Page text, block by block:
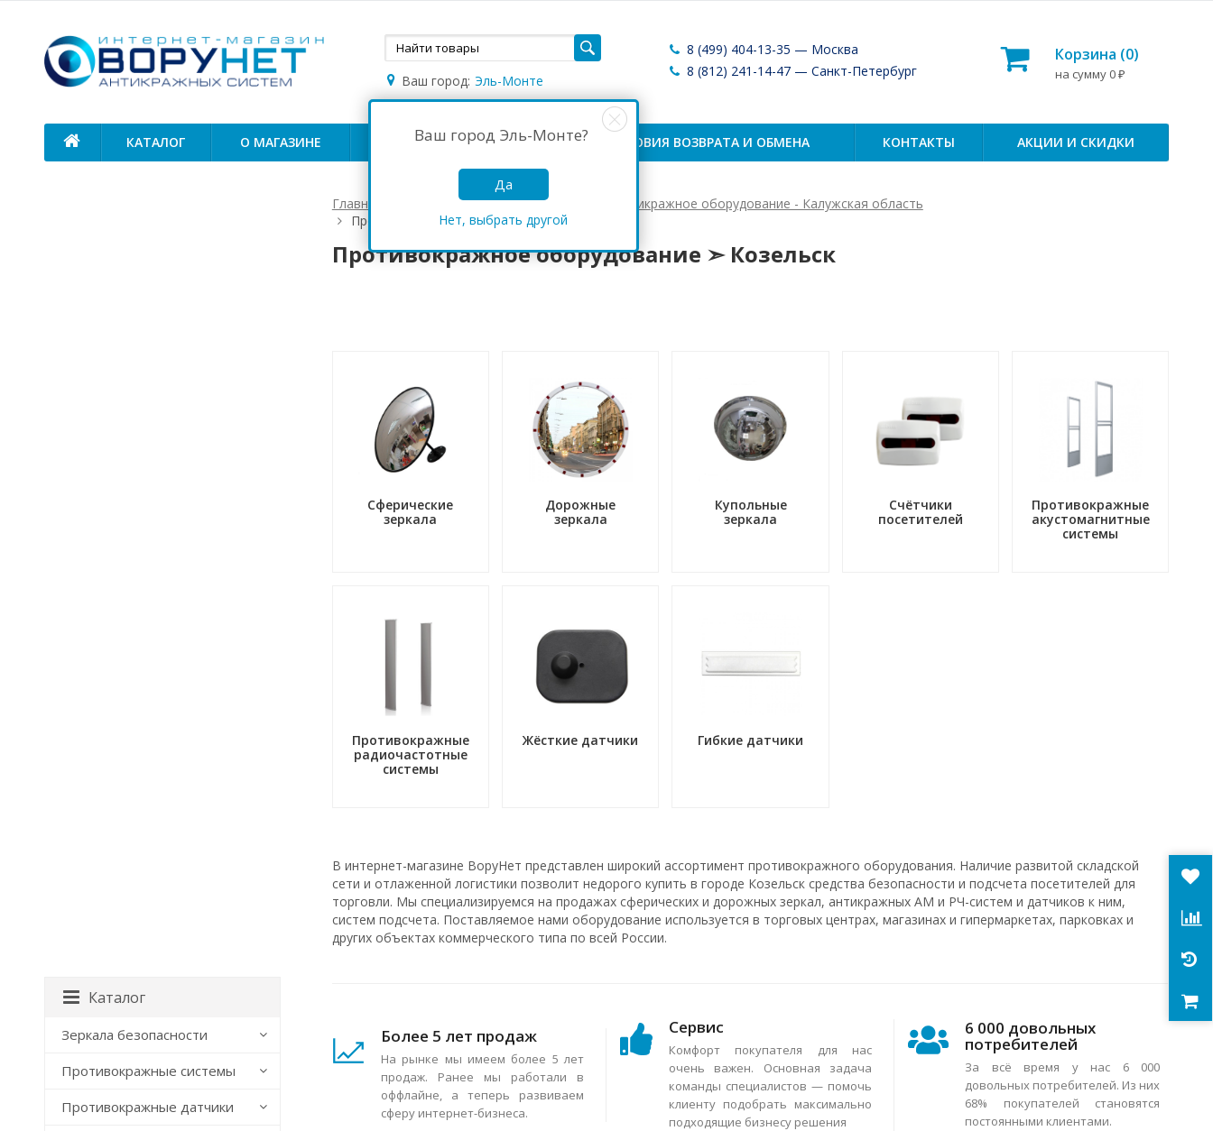
Ваш город: Эль-Монте
Ваш город Эль-Монте?
Да
Нет, выбрать другой
8 (499) 404-13-35 — Москва
8 (812) 241-14-47 — Санкт-Петербург
Корзина (0)
на сумму 0 ₽
КАТАЛОГ О МАГАЗИНЕ ОПЛАТА И ДОСТАВКА УСЛОВИЯ ВОЗВРАТА И ОБМЕНА КОНТАКТЫ АКЦИИ И СКИДКИ
Главная Антикражные системы России
Антикражное оборудование - Калужская область
Противокражное оборудование ➣ Козельск
Противокражное оборудование ➣ Козельск
Сферические
зеркала
Дорожные
зеркала
Купольные
зеркала
Счётчики
посетителей
Противокражные
акустомагнитные
системы
Противокражные
радиочастотные
системы
Жёсткие датчики Гибкие датчики
В интернет-магазине ВоруНет представлен широкий ассортимент противокражного оборудования. Наличие развитой складской
сети и отлаженной логистики позволит недорого купить в городе Козельск средства безопасности и подсчета посетителей для
торговли. Мы специализируемся на продажах сферических и дорожных зеркал, антикражных АМ и РЧ-систем и датчиков к ним,
систем подсчета. Поставляемое нами оборудование используется в торговых центрах, магазинах и гипермаркетах, парковках и
других объектах коммерческого типа по всей России.
Более 5 лет продаж
На рынке мы имеем более 5 лет
продаж. Ранее мы работали в
оффлайне, а теперь развиваем
сферу интернет-бизнеса.
Сервис
Комфорт покупателя для нас
очень важен. Основная задача
команды специалистов — помочь
клиенту подобрать максимально
подходящие бизнесу решения
6 000 довольных
потребителей
За всё время у нас 6 000
довольных потребителей. Из них
68% покупателей становятся
постоянными клиентами.
Каталог
Зеркала безопасности
Противокражные системы
Противокражные датчики